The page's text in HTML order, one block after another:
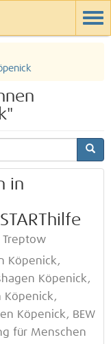
in
Treptow
Köpenick,
Köpenick,
Köpenick,
Köpenick, BEW
für Menschen